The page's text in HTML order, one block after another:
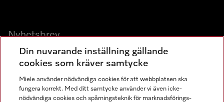
Nyhetsbrev
Gå med i vår gemenskap
Din nuvarande inställning gällande
cookies som kräver samtycke
Miele använder nödvändiga cookies för att webbplatsen ska
fungera korrekt. Med ditt samtycke använder vi även icke-
nödvändiga cookies och spårningsteknik för marknadsförings-